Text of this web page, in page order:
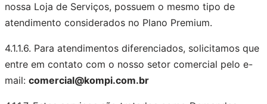
nossa Loja de Serviços, possuem o mesmo tipo de
atendimento considerados no Plano Premium.
4.1.1.6. Para atendimentos diferenciados, solicitamos que
entre em contato com o nosso setor comercial pelo e-
mail: comercial@kompi.com.br